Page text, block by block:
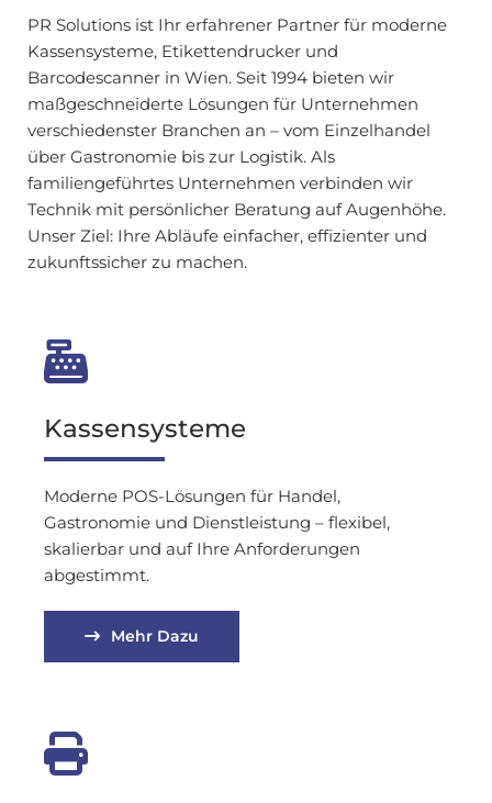
PR Solutions ist Ihr erfahrener Partner für moderne
Kassensysteme, Etikettendrucker und
Barcodescanner in Wien. Seit 1994 bieten wir
maßgeschneiderte Lösungen für Unternehmen
verschiedenster Branchen an – vom Einzelhandel
über Gastronomie bis zur Logistik. Als
familiengeführtes Unternehmen verbinden wir
Technik mit persönlicher Beratung auf Augenhöhe.
Unser Ziel: Ihre Abläufe einfacher, effizienter und
zukunftssicher zu machen.

Kassensysteme
Moderne POS-Lösungen für Handel,
Gastronomie und Dienstleistung – flexibel,
skalierbar und auf Ihre Anforderungen
abgestimmt.
Mehr Dazu
